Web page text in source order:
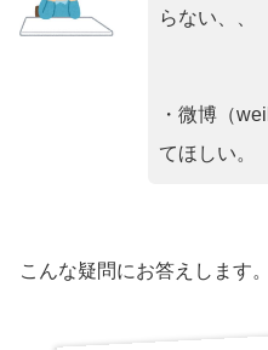
らない、、
・微博（
てほしい。
こんな疑問にお答えします。